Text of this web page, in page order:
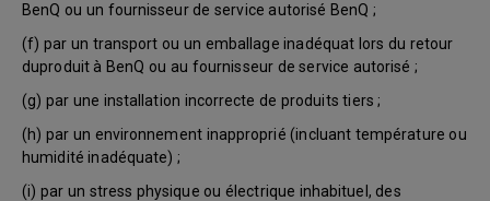
BenQ ou un fournisseur de service autorisé BenQ ;
(f) par un transport ou un emballage inadéquat lors du retour
duproduit à BenQ ou au fournisseur de service autorisé ;
(g) par une installation incorrecte de produits tiers ;
(h) par un environnement inapproprié (incluant température ou
humidité inadéquate) ;
(i) par un stress physique ou électrique inhabituel, des